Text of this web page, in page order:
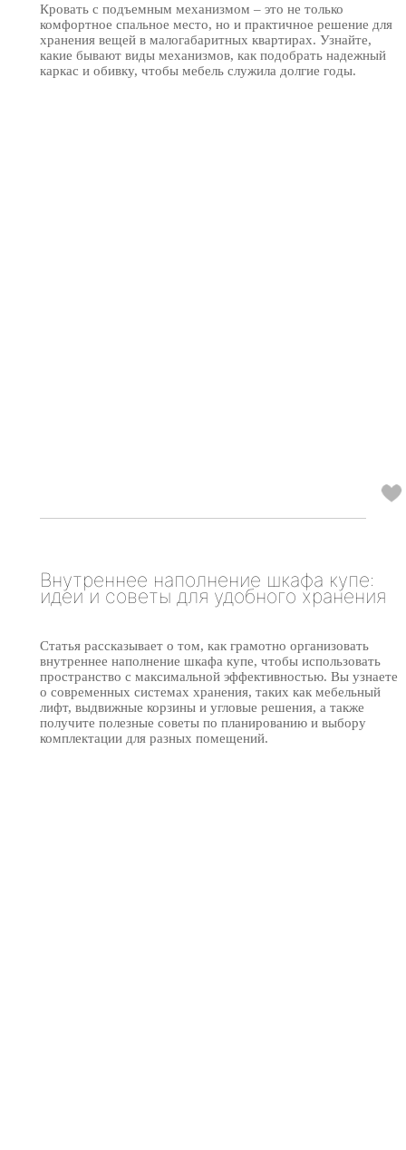
Кровать с подъемным механизмом – это не только
комфортное спальное место, но и практичное решение для
хранения вещей в малогабаритных квартирах. Узнайте,
какие бывают виды механизмов, как подобрать надежный
каркас и обивку, чтобы мебель служила долгие годы.
Внутреннее наполнение шкафа купе:
идеи и советы для удобного хранения
Статья рассказывает о том, как грамотно организовать
внутреннее наполнение шкафа купе, чтобы использовать
пространство с максимальной эффективностью. Вы узнаете
о современных системах хранения, таких как мебельный
лифт, выдвижные корзины и угловые решения, а также
получите полезные советы по планированию и выбору
комплектации для разных помещений.